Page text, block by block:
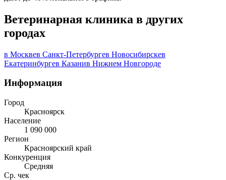
Ветеринарная клиника в других
городах
в Москвев Санкт-Петербургев Новосибирскев
Екатеринбургев Казанив Нижнем Новгороде
Информация
Город
Красноярск
Население
1 090 000
Регион
Красноярский край
Конкуренция
Средняя
Ср. чек